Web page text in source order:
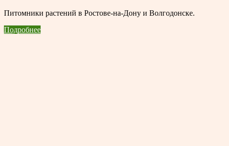
Питомники растений в Ростове-на-Дону и Волгодонске.
Подробнее